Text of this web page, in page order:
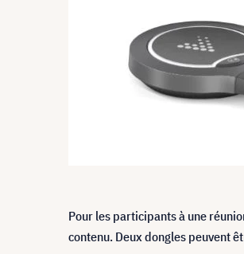
Pour les participants à une
contenu. Deux dongles peuvent